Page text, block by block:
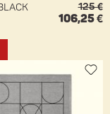
125 €
106,25 €